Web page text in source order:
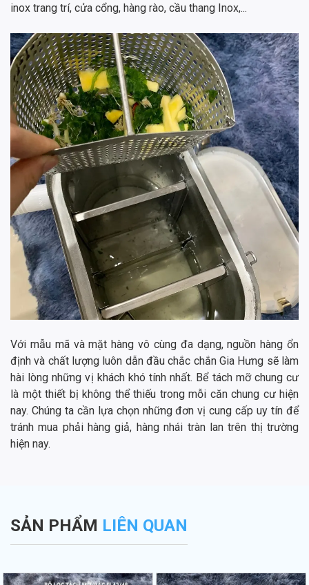
inox trang trí, cửa cổng, hàng rào, cầu thang Inox,...
Với mẫu mã và mặt hàng vô cùng đa dạng, nguồn hàng ổn
định và chất lượng luôn dẫn đầu chắc chắn Gia Hưng sẽ làm
hài lòng những vị khách khó tính nhất. Bể tách mỡ chung cư
là một thiết bị không thể thiếu trong mỗi căn chung cư hiện
nay. Chúng ta cần lựa chọn những đơn vị cung cấp uy tín để
tránh mua phải hàng giả, hàng nhái tràn lan trên thị trường
hiện nay.
SẢN PHẨM LIÊN QUAN